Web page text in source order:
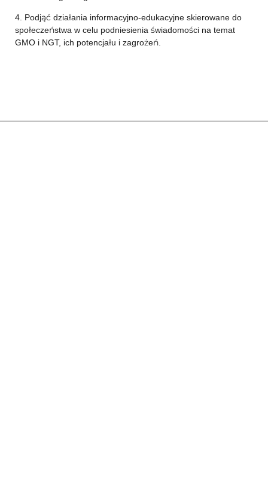
4. Podjąć działania informacyjno-edukacyjne skierowane do
społeczeństwa w celu podniesienia świadomości na temat
GMO i NGT, ich potencjału i zagrożeń.